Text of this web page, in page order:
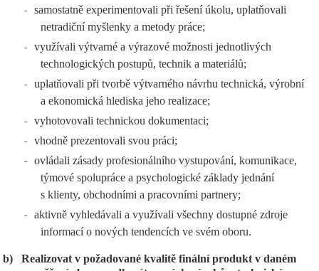
-
samostatně experimentovali při řešení úkolu, uplatňovali
netradiční myšlenky a metody práce;
-
využívali výtvarné a výrazové možnosti jednotlivých
technologických postupů, technik a materiálů;
-
uplatňovali při tvorbě výtvarného návrhu technická, výrobní
a ekonomická hlediska jeho realizace;
- vyhotovovali technickou dokumentaci;
- vhodně prezentovali svou práci;
-
ovládali zásady profesionálního vystupování, komunikace,
týmové spolupráce a psychologické základy jednání
s klienty, obchodními a pracovními partnery;
-
aktivně vyhledávali a využívali všechny dostupné zdroje
informací o nových tendencích ve svém oboru.
b)
Realizovat v požadované kvalitě finální produkt v daném